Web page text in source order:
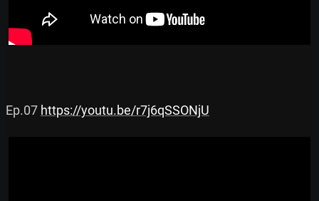
Ep.07 https://youtu.be/r7j6qSSONjU